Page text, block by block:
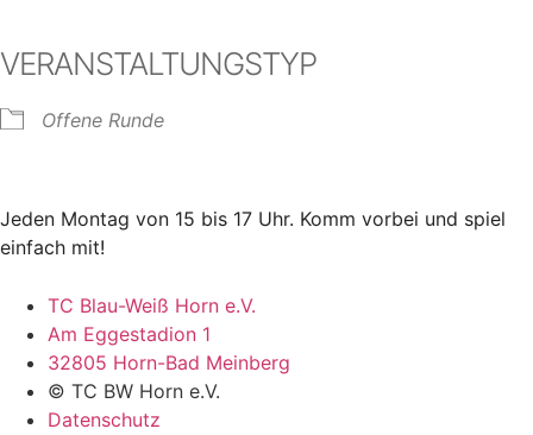
VERANSTALTUNGSTYP
Offene Runde
Jeden Montag von 15 bis 17 Uhr. Komm vorbei und spiel
einfach mit!
TC Blau-Weiß Horn e.V.
Am Eggestadion 1
32805 Horn-Bad Meinberg
© TC BW Horn e.V.
Datenschutz